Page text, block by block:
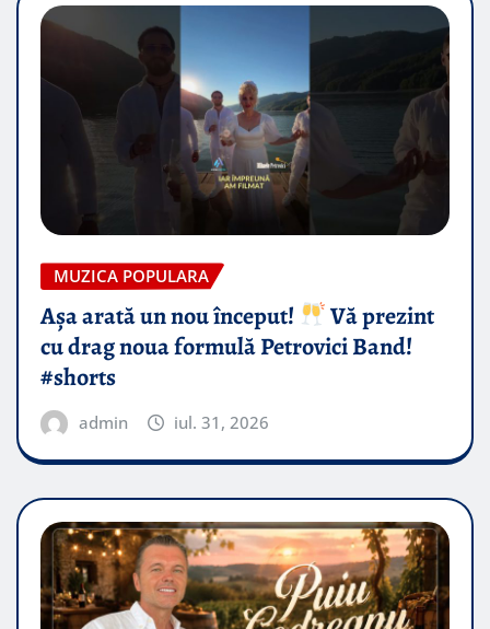
MUZICA POPULARA
Așa arată un nou început!
Vă prezint
cu drag noua formulă Petrovici Band!
#shorts
admin iul. 31, 2026